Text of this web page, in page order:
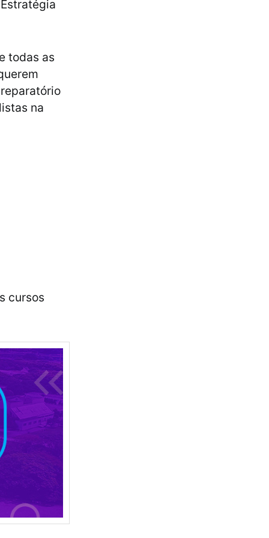
todas as
na
cursos